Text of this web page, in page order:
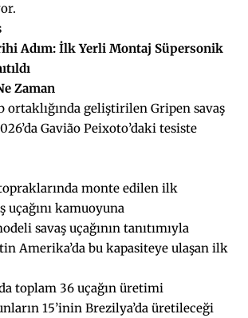
Adım: İlk Yerli Montaj Süpersonik
Zaman
ortaklığında geliştirilen Gripen savaş
Gavião Peixoto’daki tesiste
monte edilen ilk
uçağını kamuoyuna
savaş uçağının tanıtımıyla
Amerika’da bu kapasiteye ulaşan ilk
toplam 36 uçağın üretimi
15’inin Brezilya’da üretileceği